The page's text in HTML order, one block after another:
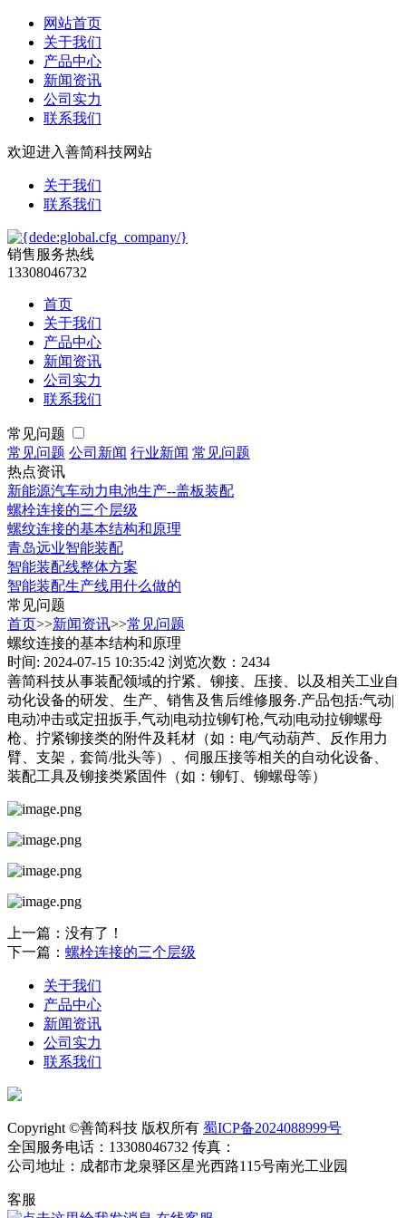
网站首页
关于我们
产品中心
新闻资讯
公司实力
联系我们
欢迎进入善简科技网站
关于我们
联系我们
销售服务热线
13308046732
首页
关于我们
产品中心
新闻资讯
公司实力
联系我们
常见问题
常见问题 公司新闻 行业新闻 常见问题
热点资讯
新能源汽车动力电池生产--盖板装配
螺栓连接的三个层级
螺纹连接的基本结构和原理
青岛远业智能装配
智能装配线整体方案
智能装配生产线用什么做的
常见问题
首页>>新闻资讯>>常见问题
螺纹连接的基本结构和原理
时间: 2024-07-15 10:35:42 浏览次数：2434
善简科技从事装配领域的拧紧、铆接、压接、以及相关工业自
动化设备的研发、生产、销售及售后维修服务.产品包括:气动|
电动冲击或定扭扳手,气动|电动拉铆钉枪,气动|电动拉铆螺母
枪、拧紧铆接类的附件及耗材（如：电/气动葫芦、反作用力
臂、支架，套筒/批头等）、伺服压接等相关的自动化设备、
装配工具及铆接类紧固件（如：铆钉、铆螺母等）
上一篇：没有了！
下一篇： 螺栓连接的三个层级
关于我们
产品中心
新闻资讯
公司实力
联系我们
Copyright ©善简科技 版权所有 蜀ICP备2024088999号
全国服务电话：13308046732 传真：
公司地址：成都市龙泉驿区星光西路115号南光工业园
客服